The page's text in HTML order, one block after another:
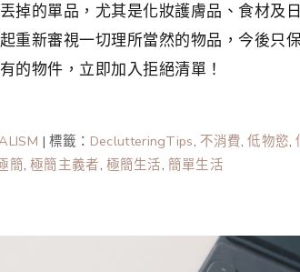
掉的單品，尤其是化妝護膚品、食材及
重新審視一切理所當然的物品，今後只
的物件，立即加入拒絕清單！
| 標籤： DeclutteringTips, 不消費,低物慾,
簡,極簡主義者, 極簡生活, 簡單生活